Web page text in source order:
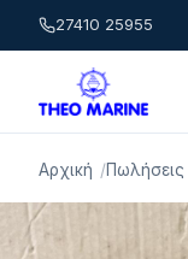
27410 25955
Αρχική Πωλήσεις